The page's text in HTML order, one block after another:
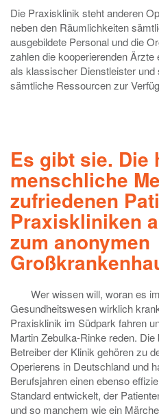
Die Praxisklinik steht anderen
neben den Räumlichkeiten
ausgebildete Personal und die
zahlen die kooperierenden Ärzte
als klassischer Dienstleister
sämtliche Ressourcen zur
Es gibt sie. Die
menschliche
zufriedenen
Praxiskliniken
zum anonymen
Wer wissen will, woran es
Gesundheitswesen wirklich
Praxisklinik im Südpark fahren
Martin Zebulka-Rinke reden.
Betreiber der Klinik gehören zu
Operierens in Deutschland und
Berufsjahren einen ebenso
Standard entwickelt, der
und so manchem wie ein